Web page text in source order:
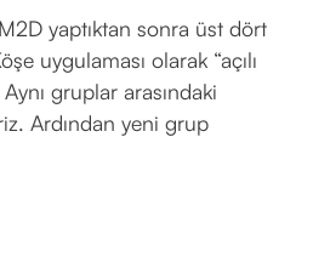
yaptıktan sonra üst dört
uygulaması olarak “açılı
gruplar arasındaki
Ardından yeni grup